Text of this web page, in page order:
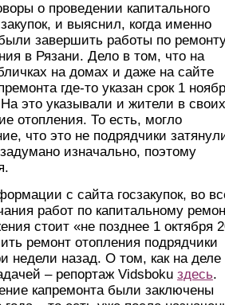
о проведении капитального
и выяснил, когда именно
завершить работы по
в Рязани. Дело в том, что на
на домах и даже на сайте
где-то указан срок 1
это указывали и жители в своих
отопления. То есть, могло
что это не подрядчики
изначально, поэтому
с сайта госзакупок, во
работ по капитальному
стоит «не позднее 1 октября
ремонт отопления подрядчики
недели назад. О том, как на деле
– репортаж Vidsboku здесь.
капремонта были заключены